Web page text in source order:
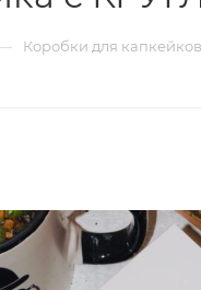
Коробки для капкейков